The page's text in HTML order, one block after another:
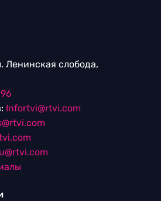
Ленинская слобода,
Infortvi@rtvi.com